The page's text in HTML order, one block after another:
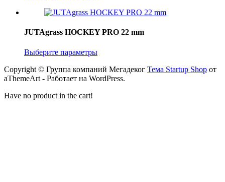
JUTAgrass HOCKEY PRO 22 mm
Выберите параметры
Copyright © Группа компаний Мегадеког Тема Startup Shop от
aThemeArt - Работает на WordPress.
Have no product in the cart!